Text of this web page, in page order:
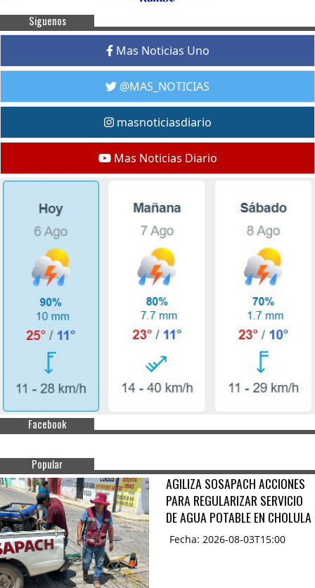
Siguenos
Mas Noticias Uno
@MAS_NOTICIAS
masnoticiasdiario
Mas Noticias Diario
Facebook
Popular
AGILIZA SOSAPACH ACCIONES
PARA REGULARIZAR SERVICIO
DE AGUA POTABLE EN CHOLULA
Fecha: 2026-08-03T15:00